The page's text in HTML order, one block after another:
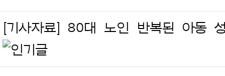
[기사자료] 80대 노인 반복된 아동